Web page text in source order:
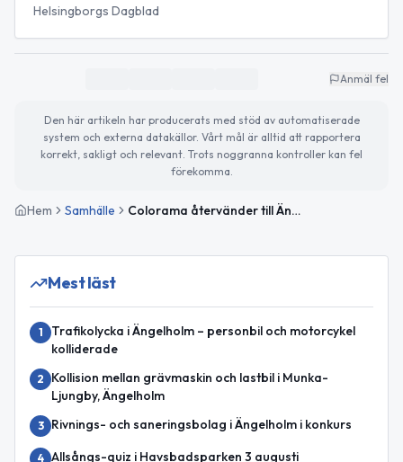
Helsingborgs Dagblad
Anmäl fel
Den här artikeln har producerats med stöd av automatiserade
system och externa datakällor. Vårt mål är alltid att rapportera
korrekt, sakligt och relevant. Trots noggranna kontroller kan fel
förekomma.
Hem Samhälle Colorama återvänder till Ängelholm med ny butik våren 2026
Mest läst
1
Trafikolycka i Ängelholm – personbil och motorcykel
kolliderade
2
Kollision mellan grävmaskin och lastbil i Munka-
Ljungby, Ängelholm
3 Rivnings- och saneringsbolag i Ängelholm i konkurs
4 Allsångs-quiz i Havsbadsparken 3 augusti